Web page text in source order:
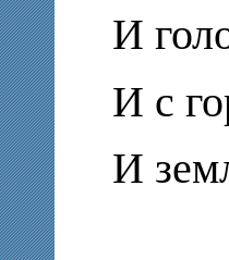
И
И с
И